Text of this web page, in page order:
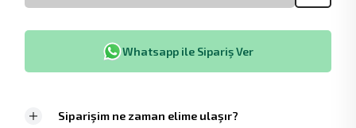
Whatsapp ile Sipariş Ver
Siparişim ne zaman elime ulaşır?